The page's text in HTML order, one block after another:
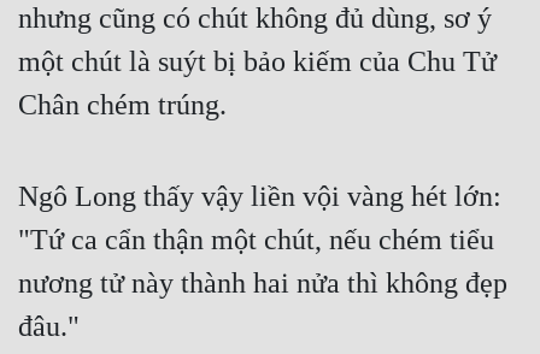
Trùng Sinh
Trọng Sinh
Tu Tiên
Tội Phạm
Vô Địch
Võ Hiệp
nhưng cũng có chút không đủ dùng, sơ ý
một chút là suýt bị bảo kiếm của Chu Tử
Chân chém trúng.
Ngô Long thấy vậy liền vội vàng hét lớn:
"Tứ ca cẩn thận một chút, nếu chém tiểu
nương tử này thành hai nửa thì không đẹp
đâu."